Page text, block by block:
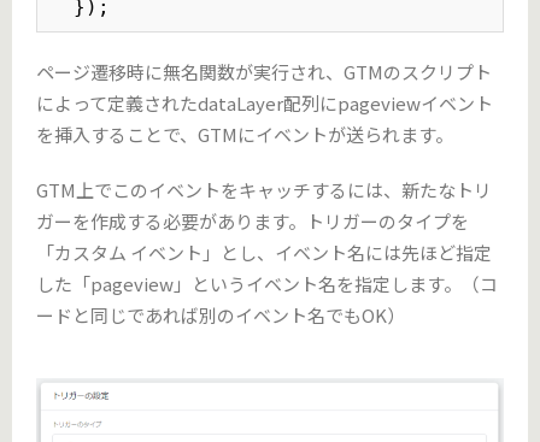
  });
ページ遷移時に無名関数が実行され、GTMのスクリプト
によって定義されたdataLayer配列にpageviewイベント
を挿入することで、GTMにイベントが送られます。
GTM上でこのイベントをキャッチするには、新たなトリ
ガーを作成する必要があります。トリガーのタイプを
「カスタム イベント」とし、イベント名には先ほど指定
した「pageview」というイベント名を指定します。（コ
ードと同じであれば別のイベント名でもOK）